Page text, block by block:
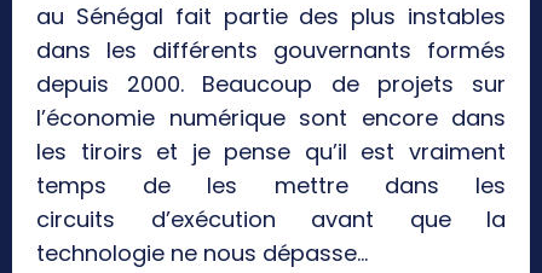
au Sénégal fait partie des plus instables
dans les différents gouvernants formés
depuis 2000. Beaucoup de projets sur
l’économie numérique sont encore dans
les tiroirs et je pense qu’il est vraiment
temps de les mettre dans les
circuits d’exécution avant que la
technologie ne nous dépasse…